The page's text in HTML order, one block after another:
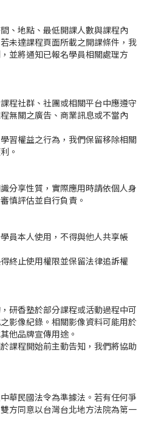
、地點、最低開課人數與課程內
未達課程頁面所載之開課條件，我
並將通知已報名學員相關處理方
程社群、社團或相關平台中應遵守
無關之廣告、商業訊息或不當內
習權益之行為，我們保留移除相關
。
分享性質，實際應用時請依個人身
慎評估並自行負責。
員本人使用，不得與他人共享帳
終止使用權限並保留法律追訴權
研香塾於部分課程或活動過程中可
影像紀錄。相關影像資料可能用於
他品牌宣傳用途。
課程開始前主動告知，我們將協助
華民國法令為準據法。若有任何爭
方同意以台灣台北地方法院為第一